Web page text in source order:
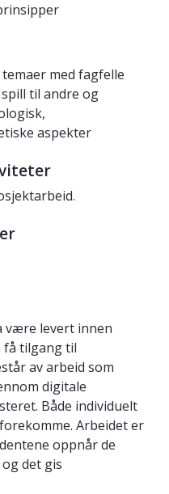
med fagfelle
til andre og
aspekter
være levert innen
tilgang til
av arbeid som
digitale
Både individuelt
Arbeidet er
oppnår de
det gis